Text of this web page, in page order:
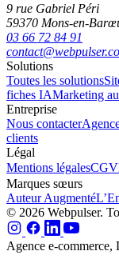
9 rue Gabriel Péri
59370 Mons-en-
03 66 72 84 91
Solutions
Toutes les solutions
fiches IAMarketing
Entreprise
Nous contacter
clients
Légal
Mentions légalesCGV
Marques sœurs
Auteur Augmenté
© 2026 Webpulser.
Agence e-